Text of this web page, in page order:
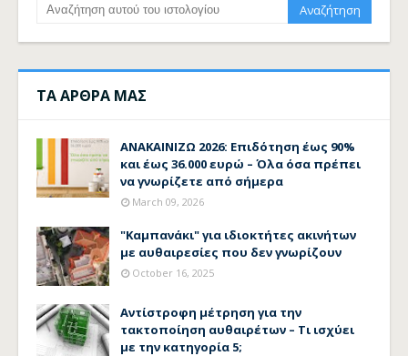
ΤΑ ΑΡΘΡΑ ΜΑΣ
ΑΝΑΚΑΙΝΙΖΩ 2026: Επιδότηση έως 90%
και έως 36.000 ευρώ – Όλα όσα πρέπει
να γνωρίζετε από σήμερα
March 09, 2026
"Καμπανάκι" για ιδιοκτήτες ακινήτων
με αυθαιρεσίες που δεν γνωρίζουν
October 16, 2025
Αντίστροφη μέτρηση για την
τακτοποίηση αυθαιρέτων – Τι ισχύει
με την κατηγορία 5;